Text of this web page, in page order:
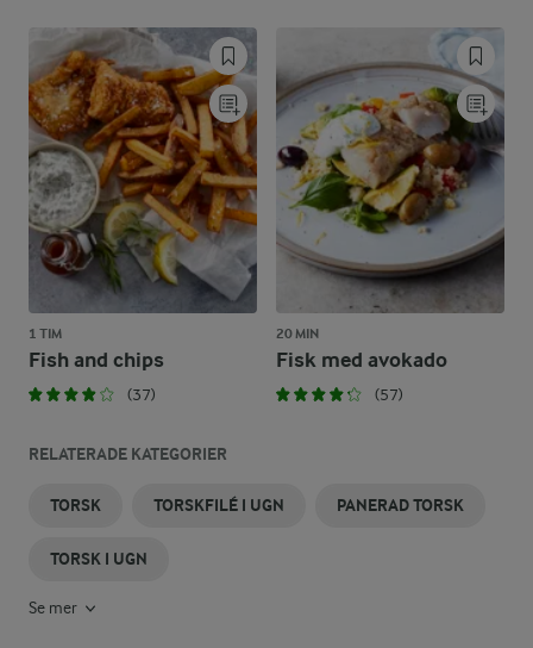
1 TIM
Fish and chips
(37)
20 MIN
Fisk med avokado
(57)
RELATERADE KATEGORIER
TORSK TORSKFILÉ I UGN PANERAD TORSK
TORSK I UGN
Se mer